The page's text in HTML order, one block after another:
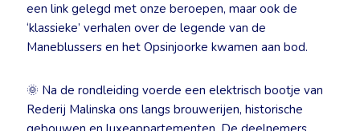
een link gelegd met onze beroepen, maar ook de
‘klassieke’ verhalen over de legende van de
Maneblussers en het Opsinjoorke kwamen aan bod.
🌞 Na de rondleiding voerde een elektrisch bootje van
Rederij Malinska ons langs brouwerijen, historische